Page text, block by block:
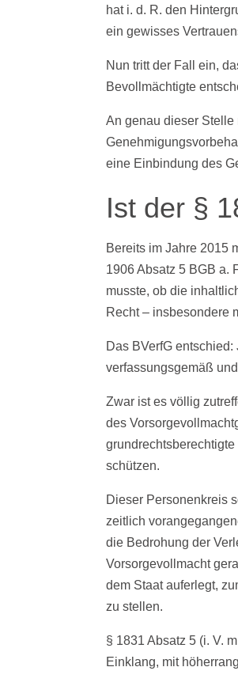
hat i. d. R. den
ein gewisses
Nun tritt der Fall ein,
Bevollmächtigte
An genau dieser Stelle
eine Einbindung des
Ist der §
Bereits im Jahre 2015
1906 Absatz 5 BGB a.
musste, ob die
Recht – insbesondere
Das BVerfG
verfassungsgemäß
Zwar ist es völlig
des
schützen.
Dieser Personenkreis
zeitlich
die Bedrohung der
Vorsorgevollmacht
dem Staat auferlegt,
zu stellen.
§ 1831 Absatz 5 (i. V.
Einklang, mit